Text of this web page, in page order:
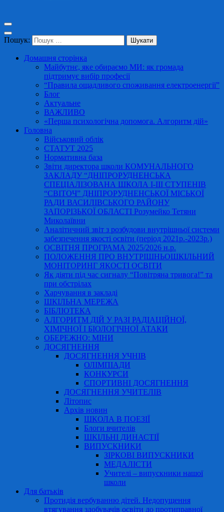
Пошук:
Домашня сторінка
Майбутнє, яке обираємо МИ: як громада
підтримує вибір професії
“Правила ощадливого споживання електроенергії”
Блог
Актуальне
ВАЖЛИВО
«Перша психологічна допомога. Алгоритм дій»
Головна
Військовий облік
СТАТУТ 2025
Нормативна база
Звіти директора школи КОМУНАЛЬНОГО
ЗАКЛАДУ “ДНІПРОРУДНЕНСЬКА
СПЕЦІАЛІЗОВАНА ШКОЛА І-ІІІ СТУПЕНІВ
“СВІТОЧ” ДНІПРОРУДНЕНСЬКОЇ МІСЬКОЇ
РАДИ ВАСИЛІВСЬКОГО РАЙОНУ
ЗАПОРІЗЬКОЇ ОБЛАСТІ Розумейко Тетяни
Миколаївни
Аналітичний звіт з розбудови внутрішньої системи
забезпечення якості освіти (період 2021р.-2023р.)
ОСВІТНЯ ПРОГРАМА 2025/2026 н.р.
ПОЛОЖЕННЯ ПРО ВНУТРІШНЬОШКІЛЬНИЙ
МОНІТОРИНГ ЯКОСТІ ОСВІТИ
Як діяти під час сигналу “Повітряна тривога!” та
при обстрілах
Харчування в закладі
ШКІЛЬНА МЕРЕЖА
БІБЛІОТЕКА
АЛГОРИТМ ДІЙ У РАЗІ РАДІАЦІЙНОЇ,
ХІМІЧНОЇ І БІОЛОГІЧНОЇ АТАКИ
ОБЕРЕЖНО: МІНИ
ДОСЯГНЕННЯ
ДОСЯГНЕННЯ УЧНІВ
ОЛІМПІАДИ
КОНКУРСИ
СПОРТИВНІ ДОСЯГНЕННЯ
ДОСЯГНЕННЯ УЧИТЕЛІВ
Літопис
Архів новин
ШКОЛА В ПОЕЗІЇ
Блоги вчителів
ШКІЛЬНІ ДИНАСТІЇ
ВИПУСКНИКИ
ЗІРКОВІ ВИПУСКНИКИ
МЕДАЛІСТИ
Учителі – випускники нашої
школи
Для батьків
Протидія вербуванню дітей. Недопущення
втягування здобувачів освіти до протиправної